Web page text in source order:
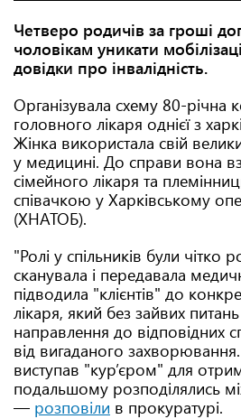
Четверо родичів за гроші
чоловікам уникати
довідки про інвалідність.
Організувала схему 80-річна
головного лікаря однієї з
Жінка використала свій
у медицині. До справи вона
сімейного лікаря та
співачкою у Харківському
(ХНАТОБ).
"Ролі у спільників були чітко
сканувала і передавала
підводила "клієнтів" до
лікаря, який без зайвих
направлення до відповідних
від вигаданого
виступав "кур’єром" для
подальшому розподілялись
— розповіли в прокуратурі.